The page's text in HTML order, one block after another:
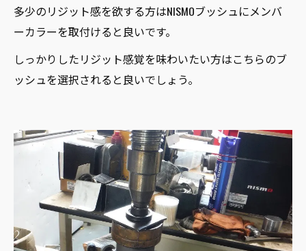
多少のリジット感を欲する方はNISMOブッシュにメンバ
ーカラーを取付けると良いです。
しっかりしたリジット感覚を味わいたい方はこちらのブ
ッシュを選択されると良いでしょう。